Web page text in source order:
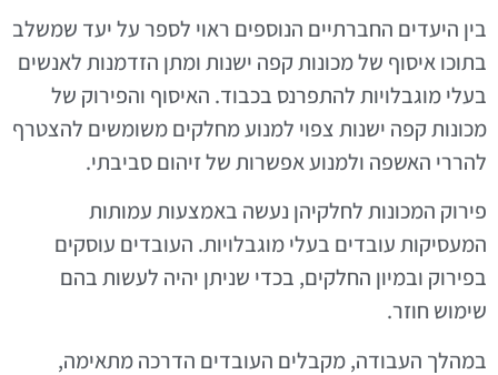
בין היעדים החברתיים הנוספים ראוי לספר על יעד שמשלב
בתוכו איסוף של מכונות קפה ישנות ומתן הזדמנות לאנשים
בעלי מוגבלויות להתפרנס בכבוד. האיסוף והפירוק של
מכונות קפה ישנות צפוי למנוע מחלקים משומשים להצטרף
להררי האשפה ולמנוע אפשרות של זיהום סביבתי.
פירוק המכונות לחלקיהן נעשה באמצעות עמותות
המעסיקות עובדים בעלי מוגבלויות. העובדים עוסקים
בפירוק ובמיון החלקים, בכדי שניתן יהיה לעשות בהם
שימוש חוזר.
במהלך העבודה, מקבלים העובדים הדרכה מתאימה,